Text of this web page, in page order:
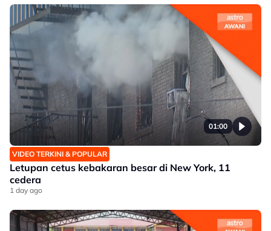
01:00
VIDEO TERKINI & POPULAR
Letupan cetus kebakaran besar di New York, 11
cedera
1 day ago